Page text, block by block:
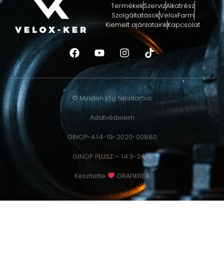
TermékekSzervizAlkatrész
SzolgáltatásokVeloxFarm
Kiemelt ajánlatainkKapcsolat
© Minden jog fenntartva.
Adatvédelem
GINOP-4.1.4-19-2020-00880
GINOP PLUSZ – 1.4.3-24/B
Készítette GRAFIKREA